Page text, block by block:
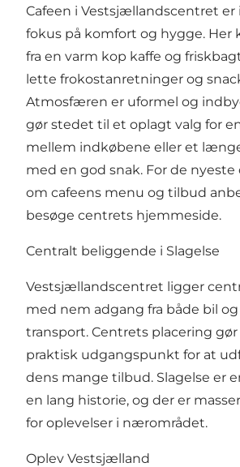
Cafeen i Vestsjællandscentret
fokus på komfort og hygge. Her
fra en varm kop kaffe og
lette frokostanretninger og
Atmosfæren er uformel og
gør stedet til et oplagt valg for
mellem indkøbene eller et
med en god snak. For de
om cafeens menu og tilbud
besøge centrets hjemmeside.
Centralt beliggende i Slagelse
Vestsjællandscentret ligger
med nem adgang fra både bil
transport. Centrets placering
praktisk udgangspunkt for at
dens mange tilbud. Slagelse er
en lang historie, og der er
for oplevelser i nærområdet.
Oplev Vestsjælland